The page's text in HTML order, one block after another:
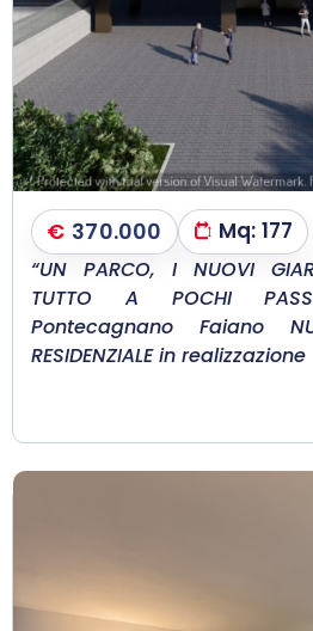
€ 370.000 Mq: 177
“UN PARCO, I NUOVI
TUTTO A POCHI
Pontecagnano Faiano
RESIDENZIALE in realizzazione